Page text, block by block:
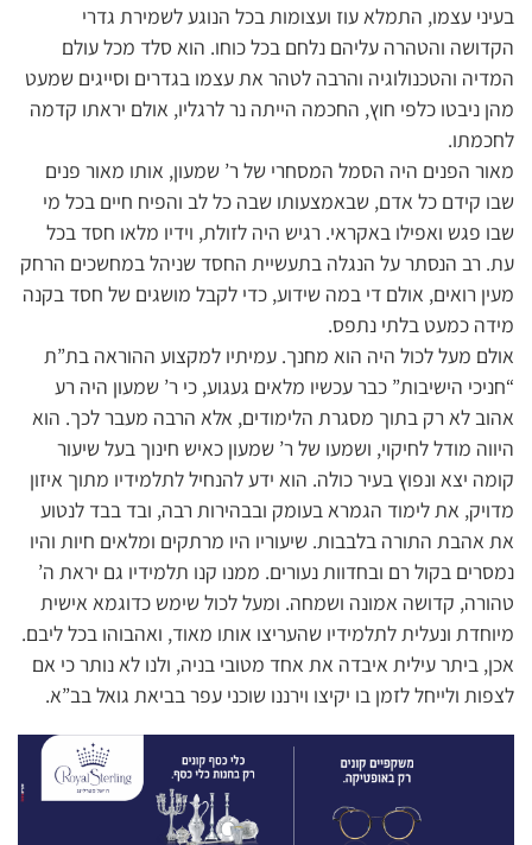
בעיני עצמו, התמלא עוז ועצומות בכל הנוגע לשמירת גדרי
הקדושה והטהרה עליהם נלחם בכל כוחו. הוא סלד מכל עולם
המדיה והטכנולוגיה והרבה לטהר את עצמו בגדרים וסייגים שמעט
מהן ניבטו כלפי חוץ, החכמה הייתה נר לרגליו, אולם יראתו קדמה
לחכמתו.
מאור הפנים היה הסמל המסחרי של ר’ שמעון, אותו מאור פנים
שבו קידם כל אדם, שבאמצעותו שבה כל לב והפיח חיים בכל מי
שבו פגש ואפילו באקראי. רגיש היה לזולת, וידיו מלאו חסד בכל
עת. רב הנסתר על הנגלה בתעשיית החסד שניהל במחשכים הרחק
מעין רואים, אולם די במה שידוע, כדי לקבל מושגים של חסד בקנה
מידה כמעט בלתי נתפס.
אולם מעל לכול היה הוא מחנך. עמיתיו למקצוע ההוראה בת”ת
“חניכי הישיבות” כבר עכשיו מלאים געגוע, כי ר’ שמעון היה רע
אהוב לא רק בתוך מסגרת הלימודים, אלא הרבה מעבר לכך. הוא
היווה מודל לחיקוי, ושמעו של ר’ שמעון כאיש חינוך בעל שיעור
קומה יצא ונפוץ בעיר כולה. הוא ידע להנחיל לתלמידיו מתוך איזון
מדויק, את לימוד הגמרא בעומק ובבהירות רבה, ובד בבד לנטוע
את אהבת התורה בלבבות. שיעוריו היו מרתקים ומלאים חיות והיו
נמסרים בקול רם ובחדוות נעורים. ממנו קנו תלמידיו גם יראת ה’
טהורה, קדושה אמונה ושמחה. ומעל לכול שימש כדוגמא אישית
מיוחדת ונעלית לתלמידיו שהעריצו אותו מאוד, ואהבוהו בכל ליבם.
אכן, ביתר עילית איבדה את אחד מטובי בניה, ולנו לא נותר כי אם
לצפות ולייחל לזמן בו יקיצו וירננו שוכני עפר בביאת גואל בב”א.